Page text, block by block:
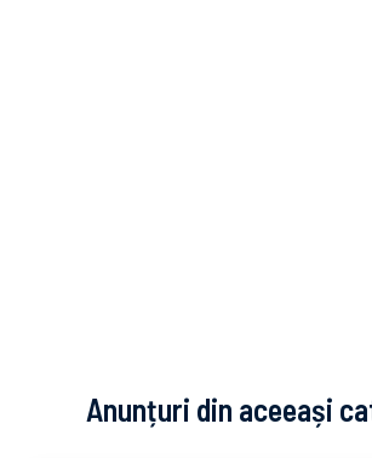
Anunțuri din aceeași